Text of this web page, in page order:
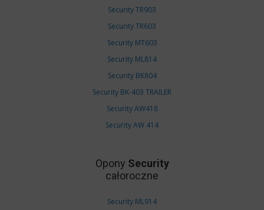
Security TR903
Security TR603
Security MT603
Security ML814
Security BK804
Security BK-403 TRAILER
Security AW418
Security AW 414
Opony Security
całoroczne
Security ML914